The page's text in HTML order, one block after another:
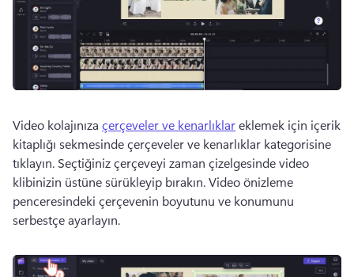
Video kolajınıza çerçeveler ve kenarlıklar eklemek için içerik
kitaplığı sekmesinde çerçeveler ve kenarlıklar kategorisine
tıklayın. Seçtiğiniz çerçeveyi zaman çizelgesinde video
klibinizin üstüne sürükleyip bırakın. Video önizleme
penceresindeki çerçevenin boyutunu ve konumunu
serbestçe ayarlayın.